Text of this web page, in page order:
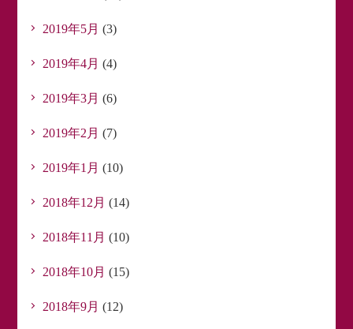
2019年5月 (3)
2019年4月 (4)
2019年3月 (6)
2019年2月 (7)
2019年1月 (10)
2018年12月 (14)
2018年11月 (10)
2018年10月 (15)
2018年9月 (12)